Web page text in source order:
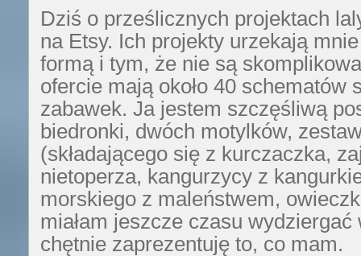
Dziś o prześlicznych projektach
na Etsy. Ich projekty urzekają
formą i tym, że nie są
ofercie mają około 40 schematów
zabawek. Ja jestem szczęśliwą
biedronki, dwóch motylków,
(składającego się z kurczaczka,
nietoperza, kangurzycy z
morskiego z maleństwem,
miałam jeszcze czasu
chętnie zaprezentuję to, co mam.